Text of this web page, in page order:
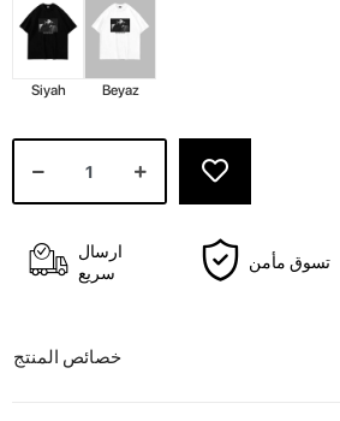
Siyah Beyaz
ارسال
سريع
تسوق مأمن
خصائص المنتج